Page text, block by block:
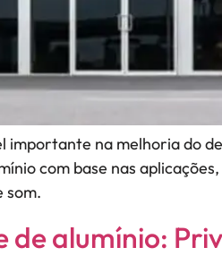
na melhoria do
com base nas
som.
alumínio: